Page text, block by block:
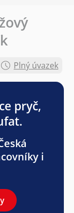
Plný úvazek
pryč,
i